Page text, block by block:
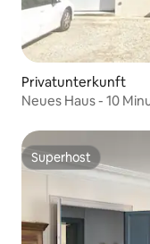
Privatunterkunft
Neues Haus - 10
Superhost
Superhost